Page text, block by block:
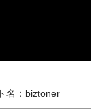
名：biztoner